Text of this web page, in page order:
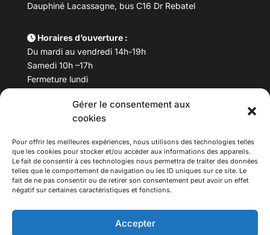
Gérer le consentement aux
cookies
Pour offrir les meilleures expériences, nous utilisons des technologies telles
que les cookies pour stocker et/ou accéder aux informations des appareils.
Le fait de consentir à ces technologies nous permettra de traiter des données
telles que le comportement de navigation ou les ID uniques sur ce site. Le
fait de ne pas consentir ou de retirer son consentement peut avoir un effet
négatif sur certaines caractéristiques et fonctions.
Accepter
Dauphiné Lacassagne, bus C16 Dr Rebatel
Horaires d’ouverture :
Du mardi au vendredi 14h-19h
Samedi 10h –17h
Fermeture lundi
Téléphone : 04 78 53 06 40
maisondesculturesasiatiques@asiexpo.com